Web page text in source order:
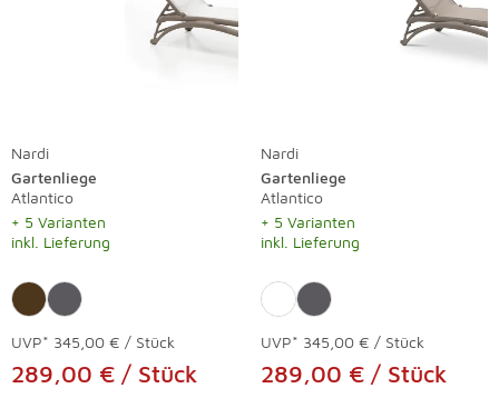
Nardi
Gartenliege
Atlantico
+ 5 Varianten
inkl. Lieferung
UVP* 345,00 € / Stück
289,00 € / Stück
Nardi
Gartenliege
Atlantico
+ 5 Varianten
inkl. Lieferung
UVP* 345,00 € / Stück
289,00 € / Stück